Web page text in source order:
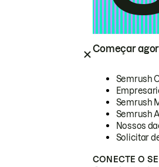
Começar
Semrush
Semrush
Semrush
Nossos
Solicitar
CONECTE O